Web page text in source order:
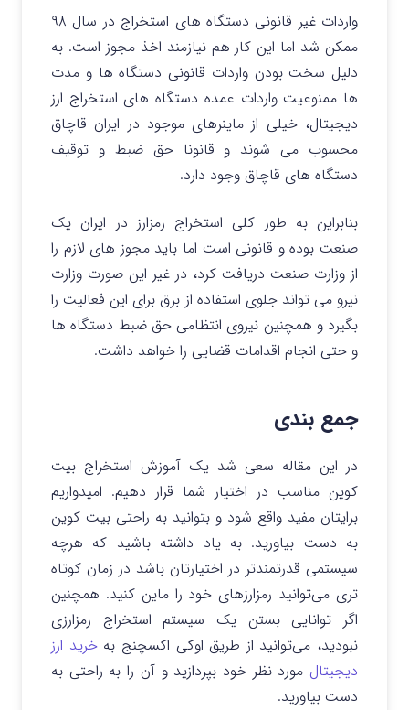
واردات غیر قانونی دستگاه های استخراج در سال ۹۸
ممکن شد اما این کار هم نیازمند اخذ مجوز است. به
دلیل سخت بودن واردات قانونی دستگاه ها و مدت
ها ممنوعیت واردات عمده دستگاه های استخراج ارز
دیجیتال، خیلی از ماینرهای موجود در ایران قاچاق
محسوب می شوند و قانونا حق ضبط و توقیف
دستگاه های قاچاق وجود دارد.
بنابراین به طور کلی استخراج رمزارز در ایران یک
صنعت بوده و قانونی است اما باید مجوز های لازم را
از وزارت صنعت دریافت کرد، در غیر این صورت وزارت
نیرو می تواند جلوی استفاده از برق برای این فعالیت را
بگیرد و همچنین نیروی انتظامی حق ضبط دستگاه ها
و حتی انجام اقدامات قضایی را خواهد داشت.
جمع بندی
در این مقاله سعی شد یک آموزش استخراج بیت
کوین مناسب در اختیار شما قرار دهیم. امیدواریم
برایتان مفید واقع شود و بتوانید به راحتی بیت کوین
به دست بیاورید. به یاد داشته باشید که هرچه
سیستمی قدرتمندتر در اختیارتان باشد در زمان کوتاه
تری می‌توانید رمزارزهای خود را ماین کنید. همچنین
اگر توانایی بستن یک سیستم استخراج رمزارزی
نبودید، می‌توانید از طریق اوکی اکسچنج بهخرید ارز
دیجیتال مورد نظر خود بپردازید و آن را به راحتی به
دست بیاورید.